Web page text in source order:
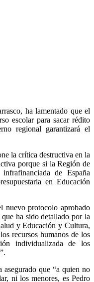
ha lamentado que el
escolar para sacar rédito
regional garantizará el
la crítica destructiva en la
porque si la Región de
de España
en Educación
nuevo protocolo aprobado
ha sido detallado por la
y Educación y Cultura,
recursos humanos de los
individualizada de los
asegurado que “a quien no
ni los menores, es Pedro